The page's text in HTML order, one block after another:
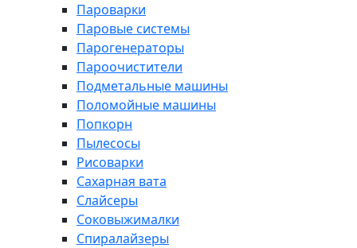
Пароварки
Паровые системы
Парогенераторы
Пароочистители
Подметальные машины
Поломойные машины
Попкорн
Пылесосы
Рисоварки
Сахарная вата
Слайсеры
Соковыжималки
Спиралайзеры